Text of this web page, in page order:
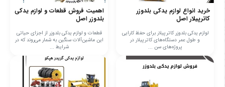
خرید انواع لوازم یدکی بلدوزر
کاترپیلار اصل
لوازم یدکی بلدوزر کاترپیلار برای حفظ کارایی
و طول عمر دستگاه‌های کاترپیلار در
پروژه‌های سن ...
اهمیت فروش قطعات و لوازم یدکی
بلدوزر اصل
قطعات و لوازم یدکی بلدوزر از اجزای حیاتی
این ماشین‌آلات سنگین به شمار می‌روند که در
شرایط ...